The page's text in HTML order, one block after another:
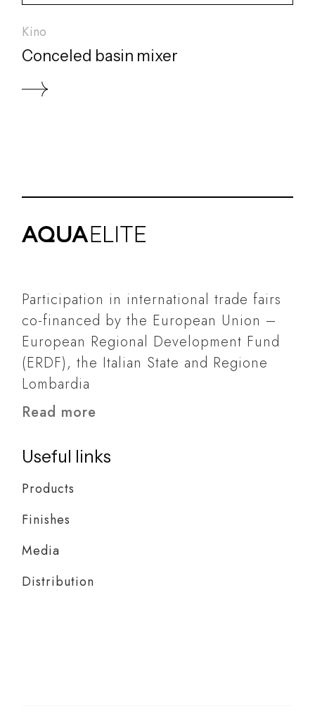
Kino
Conceled basin mixer
Participation in international trade fairs
co-financed by the European Union –
European Regional Development Fund
(ERDF), the Italian State and Regione
Lombardia
Read more
Useful links
Products
Finishes
Media
Distribution